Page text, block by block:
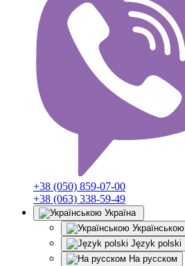
+38 (050) 859-07-00
+38 (063) 338-59-49
Україна
Українською
Język polski
На русском